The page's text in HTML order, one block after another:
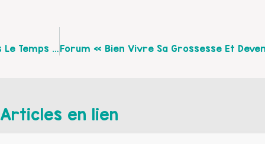
La Maison Des Ados Organise Une Journée « Prenons Le Temps Ensemble », Le 20 Mai 2026
Articles en lien